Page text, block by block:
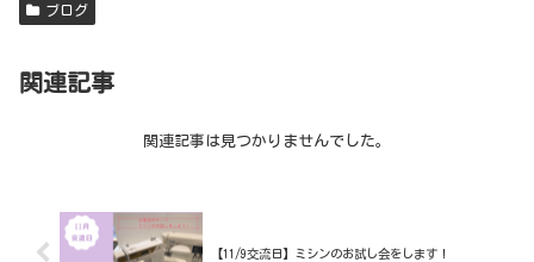
ブログ
関連記事
関連記事は見つかりませんでした。
【11/9交流日】ミシンのお試し会をします！